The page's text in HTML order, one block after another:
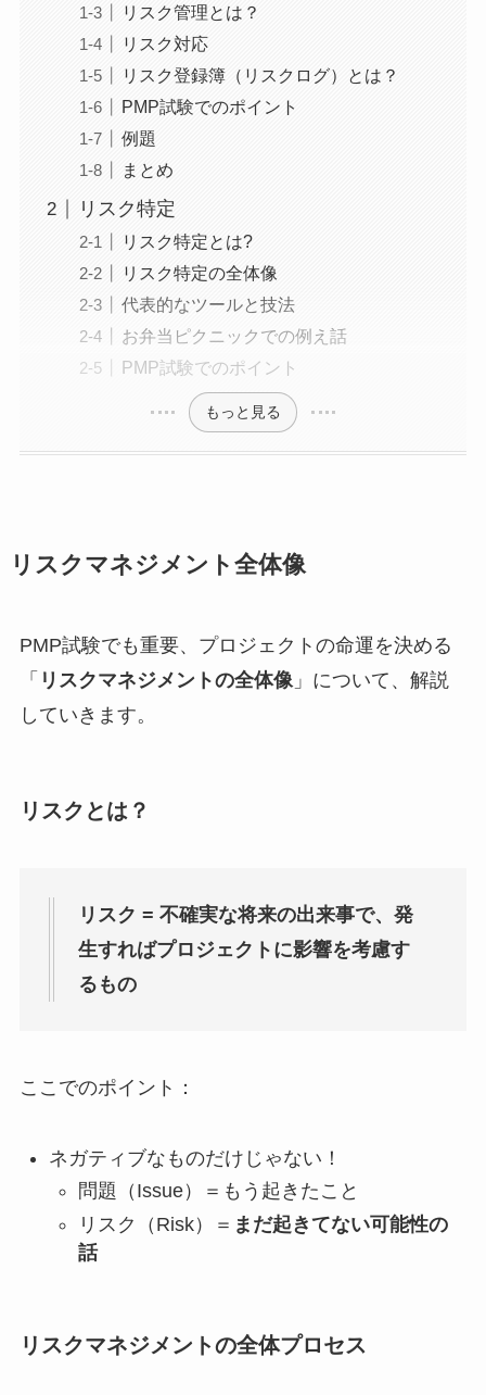
リスク管理とは？
リスク対応
リスク登録簿（リスクログ）とは？
PMP試験でのポイント
例題
まとめ
リスク特定
リスク特定とは?
リスク特定の全体像
代表的なツールと技法
お弁当ピクニックでの例え話
PMP試験でのポイント
もっと見る
リスクマネジメント全体像
PMP試験でも重要、プロジェクトの命運を決める
「 リスクマネジメントの全体像」について、解説
していきます。
リスクとは？
リスク = 不確実な将来の出来事で、発
生すればプロジェクトに影響を考慮す
るもの
ここでのポイント：
ネガティブなものだけじゃない！
問題（Issue）＝もう起きたこと
リスク（Risk）＝ まだ起きてない可能性の
話
リスクマネジメントの全体プロセス